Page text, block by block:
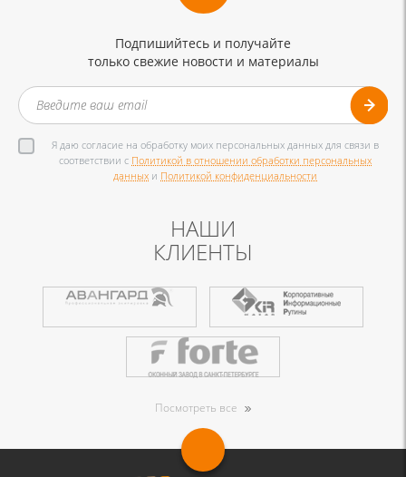
Подпишийтесь и получайте
только свежие новости и материалы
Я даю согласие на обработку моих персональных данных для связи в
соответствии с Политикой в отношении обработки персональных
данных и Политикой конфиденциальности
НАШИ
КЛИЕНТЫ
Посмотреть все